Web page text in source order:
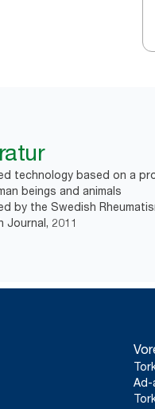
technology based on a
beings and animals
by the Swedish
Journal, 2011
Ad-